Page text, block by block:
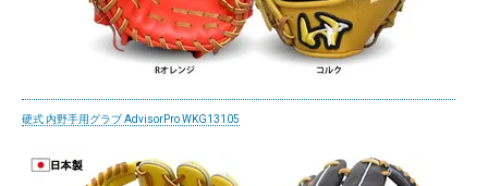
硬式 内野手用グラブ AdvisorPro WKG13105